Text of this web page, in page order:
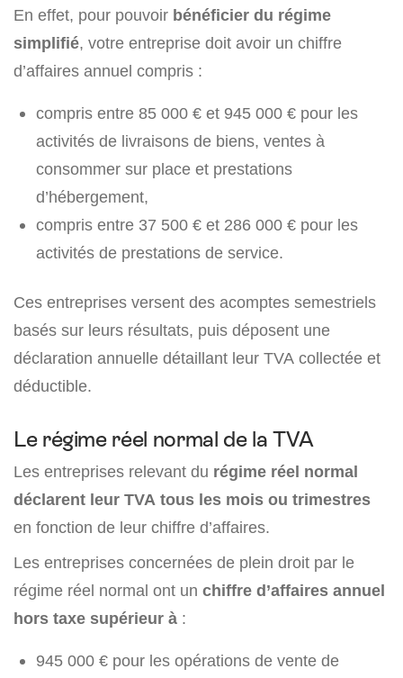
En effet, pour pouvoir bénéficier du régime
simplifié, votre entreprise doit avoir un chiffre
d’affaires annuel compris :
compris entre 85 000 € et 945 000 € pour les
activités de livraisons de biens, ventes à
consommer sur place et prestations
d’hébergement,
compris entre 37 500 € et 286 000 € pour les
activités de prestations de service.
Ces entreprises versent des acomptes semestriels
basés sur leurs résultats, puis déposent une
déclaration annuelle détaillant leur TVA collectée et
déductible.
Le régime réel normal de la TVA
Les entreprises relevant du régime réel normal
déclarent leur TVA tous les mois ou trimestres
en fonction de leur chiffre d’affaires.
Les entreprises concernées de plein droit par le
régime réel normal ont un chiffre d’affaires annuel
hors taxe supérieur à :
945 000 € pour les opérations de vente de